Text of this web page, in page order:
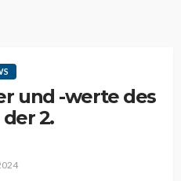
und -werte des
der 2.